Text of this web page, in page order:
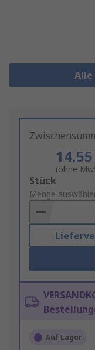
(ohne
Add
to
Basket
Stück
Menge
Auf Lager